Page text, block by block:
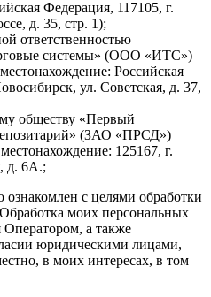
Федерация, 117105, г.
д. 35, стр. 1);
ответственностью
системы» (ООО «ИТС»)
Российская
ул. Советская, д. 37,
обществу «Первый
(ЗАО «ПРСД»)
125167, г.
д. 6А.;
с целями обработки
моих персональных
Оператором, а также
юридическими лицами,
в моих интересах, в том